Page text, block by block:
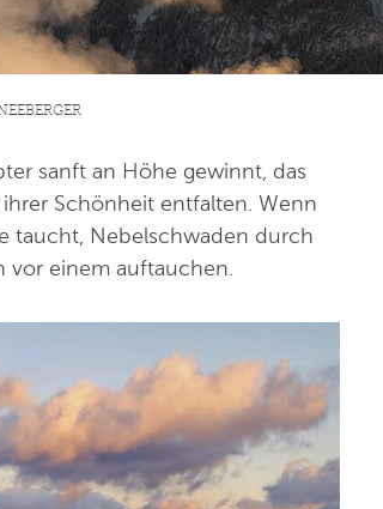
sanft an Höhe gewinnt, das
Schönheit entfalten. Wenn
taucht, Nebelschwaden durch
einem auftauchen.